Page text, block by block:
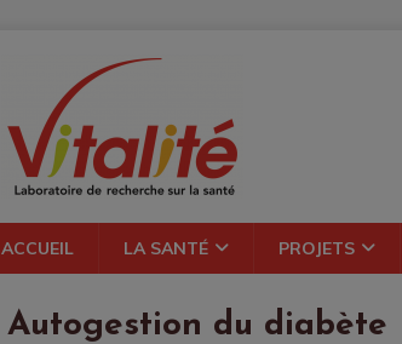
ACCUEIL LA SANTÉ PROJETS
Autogestion du diabète